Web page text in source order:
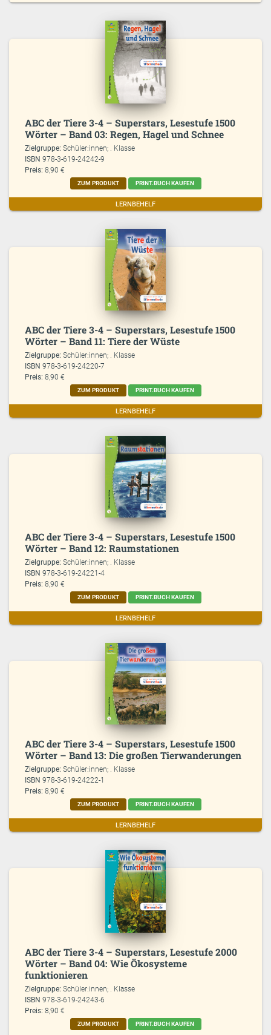
ABC der Tiere 3-4 – Superstars, Lesestufe 1500
Wörter – Band 03: Regen, Hagel und Schnee
Zielgruppe:Schüler:innen; . Klasse
ISBN978-3-619-24242-9
Preis: 8,90 €
ZUM PRODUKT PRINT.BUCH KAUFEN
LERNBEHELF
ABC der Tiere 3-4 – Superstars, Lesestufe 1500
Wörter – Band 11: Tiere der Wüste
Zielgruppe:Schüler:innen; . Klasse
ISBN978-3-619-24220-7
Preis: 8,90 €
ZUM PRODUKT PRINT.BUCH KAUFEN
LERNBEHELF
ABC der Tiere 3-4 – Superstars, Lesestufe 1500
Wörter – Band 12: Raumstationen
Zielgruppe:Schüler:innen; . Klasse
ISBN978-3-619-24221-4
Preis: 8,90 €
ZUM PRODUKT PRINT.BUCH KAUFEN
LERNBEHELF
ABC der Tiere 3-4 – Superstars, Lesestufe 1500
Wörter – Band 13: Die großen Tierwanderungen
Zielgruppe:Schüler:innen; . Klasse
ISBN978-3-619-24222-1
Preis: 8,90 €
ZUM PRODUKT PRINT.BUCH KAUFEN
LERNBEHELF
ABC der Tiere 3-4 – Superstars, Lesestufe 2000
Wörter – Band 04: Wie Ökosysteme
funktionieren
Zielgruppe:Schüler:innen; . Klasse
ISBN978-3-619-24243-6
Preis: 8,90 €
ZUM PRODUKT PRINT.BUCH KAUFEN